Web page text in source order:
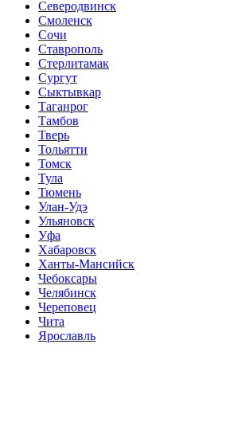
Северодвинск
Смоленск
Сочи
Ставрополь
Стерлитамак
Сургут
Сыктывкар
Таганрог
Тамбов
Тверь
Тольятти
Томск
Тула
Тюмень
Улан-Удэ
Ульяновск
Уфа
Хабаровск
Ханты-Мансийск
Чебоксары
Челябинск
Череповец
Чита
Ярославль